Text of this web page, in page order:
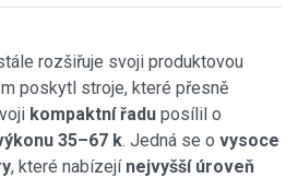
rozšiřuje svoji produktovou
poskytl stroje, které přesně
kompaktní řadu posílil o
35–67 k. Jedná se o vysoce
, které nabízejí nejvyšší úroveň